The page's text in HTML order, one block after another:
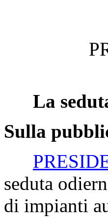
La
Sulla
seduta
di impianti